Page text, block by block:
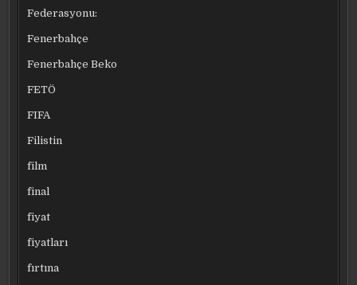
Federasyonu:
Fenerbahçe
Fenerbahçe Beko
FETÖ
FIFA
Filistin
film
final
fiyat
fiyatları
fırtına